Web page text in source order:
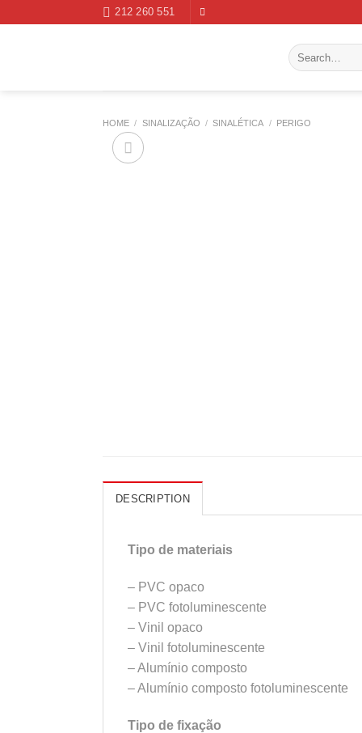
212 260 551
Search
for:
HOME / SINALIZAÇÃO / SINALÉTICA / PERIGO
DESCRIPTION
Tipo de materiais
– PVC opaco
– PVC fotoluminescente
– Vinil opaco
– Vinil fotoluminescente
– Alumínio composto
– Alumínio composto fotoluminescente
Tipo de fixação